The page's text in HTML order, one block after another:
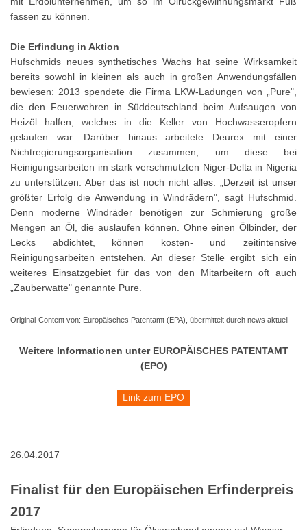
fassen zu können.
Die Erfindung in Aktion
Hufschmids neues synthetisches Wachs hat seine Wirksamkeit
bereits sowohl in kleinen als auch in großen Anwendungsfällen
bewiesen: 2013 spendete die Firma LKW-Ladungen von „Pure",
die den Feuerwehren in Süddeutschland beim Aufsaugen von
Heizöl halfen, welches in die Keller von Hochwasseropfern
gelaufen war. Darüber hinaus arbeitete Deurex mit einer
Nichtregierungsorganisation zusammen, um diese bei
Reinigungsarbeiten im stark verschmutzten Niger-Delta in Nigeria
zu unterstützen. Aber das ist noch nicht alles: „Derzeit ist unser
größter Erfolg die Anwendung in Windrädern", sagt Hufschmid.
Denn moderne Windräder benötigen zur Schmierung große
Mengen an Öl, die auslaufen können. Ohne einen Ölbinder, der
Lecks abdichtet, können kosten- und zeitintensive
Reinigungsarbeiten entstehen. An dieser Stelle ergibt sich ein
weiteres Einsatzgebiet für das von den Mitarbeitern oft auch
„Zauberwatte" genannte Pure.
Original-Content von: Europäisches Patentamt (EPA), übermittelt durch news aktuell
Weitere Informationen unter EUROPÄISCHES PATENTAMT
(EPO)
Link zum EPO
26.04.2017
Finalist für den Europäischen Erfinderpreis
2017